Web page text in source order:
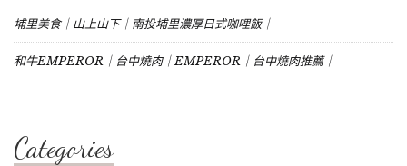
埔里美食｜山上山下｜南投埔里濃厚日式咖哩飯｜
和牛EMPEROR｜台中燒肉｜EMPEROR｜台中燒肉推薦｜
Categories